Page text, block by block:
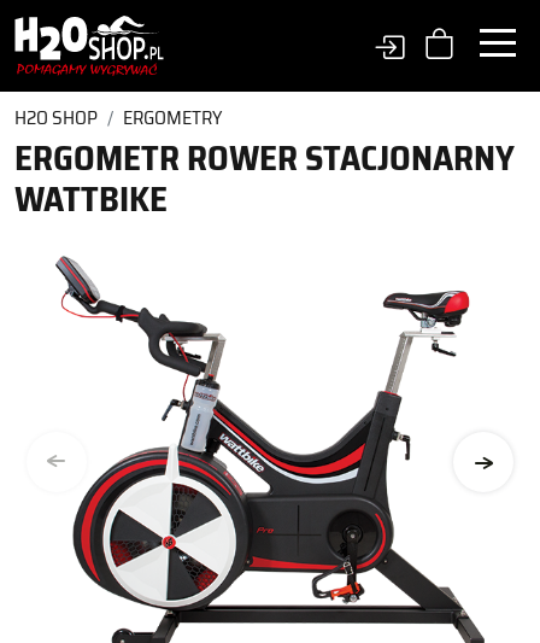
H2O SHOP ERGOMETRY
ERGOMETR ROWER STACJONARNY
WATTBIKE